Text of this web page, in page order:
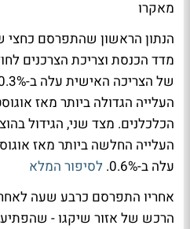
מאקרו
הנתון הראשון שהתפרסם
מדד הכנסת וצריכת הצרכנים
העלייה הגדולה ביותר מאז
העלייה החלשה ביותר מאז
עלה ב-0.6%.
לסיפור המלא
אחריו התפרסם כרבע שעה
הרכש של אזור שיקגו -